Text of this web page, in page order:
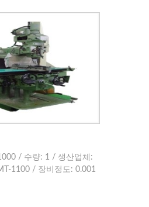
/ 수량: 1 / 생산업체:
1100 / 장비정도: 0.001